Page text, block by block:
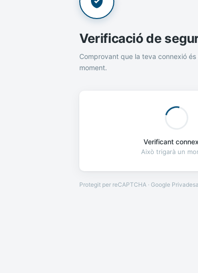
Verificació de
Comprovant que la teva connexió és
moment.
Verificant
Això trigarà un
Protegit per reCAPTCHA · Google Privadesa